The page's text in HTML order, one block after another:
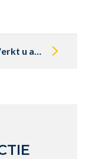
Werkt u aan Mercedes bestelbussen, zoals b.v. de 310?